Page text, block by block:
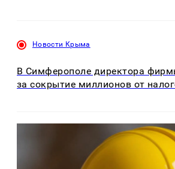
Новости Крыма
В Симферополе директора
за сокрытие миллионов от